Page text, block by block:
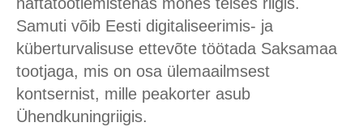
Samuti võib Eesti digitaliseerimis- ja
küberturvalisuse ettevõte töötada Saksamaa
tootjaga, mis on osa ülemaailmsest
kontsernist, mille peakorter asub
Ühendkuningriigis.